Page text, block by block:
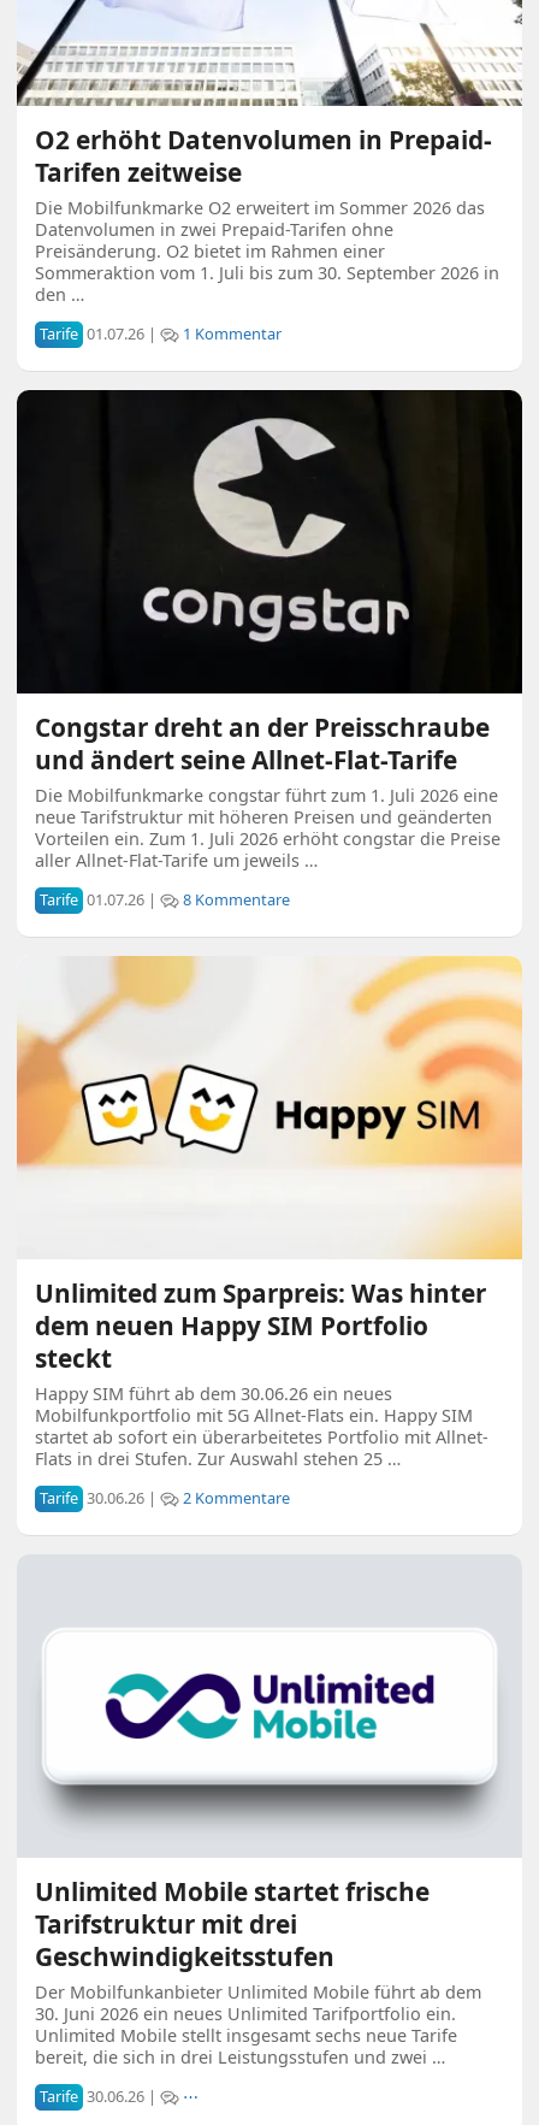
O2 erhöht Datenvolumen in Prepaid-
Tarifen zeitweise
Die Mobilfunkmarke O2 erweitert im Sommer 2026 das
Datenvolumen in zwei Prepaid-Tarifen ohne
Preisänderung. O2 bietet im Rahmen einer
Sommeraktion vom 1. Juli bis zum 30. September 2026 in
den …
Tarife 01.07.26 | 1 Kommentar
Congstar dreht an der Preisschraube
und ändert seine Allnet-Flat-Tarife
Die Mobilfunkmarke congstar führt zum 1. Juli 2026 eine
neue Tarifstruktur mit höheren Preisen und geänderten
Vorteilen ein. Zum 1. Juli 2026 erhöht congstar die Preise
aller Allnet-Flat-Tarife um jeweils …
Tarife 01.07.26 | 8 Kommentare
Unlimited zum Sparpreis: Was hinter
dem neuen Happy SIM Portfolio
steckt
Happy SIM führt ab dem 30.06.26 ein neues
Mobilfunkportfolio mit 5G Allnet-Flats ein. Happy SIM
startet ab sofort ein überarbeitetes Portfolio mit Allnet-
Flats in drei Stufen. Zur Auswahl stehen 25 …
Tarife 30.06.26 | 2 Kommentare
Unlimited Mobile startet frische
Tarifstruktur mit drei
Geschwindigkeitsstufen
Der Mobilfunkanbieter Unlimited Mobile führt ab dem
30. Juni 2026 ein neues Unlimited Tarifportfolio ein.
Unlimited Mobile stellt insgesamt sechs neue Tarife
bereit, die sich in drei Leistungsstufen und zwei …
Tarife 30.06.26 | ⋯